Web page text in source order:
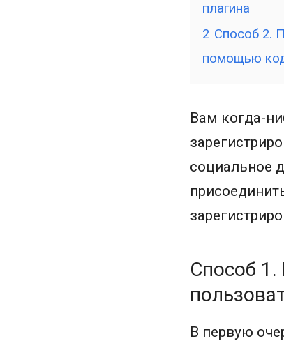
плагина
2 Способ 2.
помощью
Вам когда-
социальное
Способ 1.
В первую